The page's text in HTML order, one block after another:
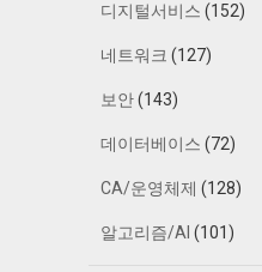
디지털서비스 (152)
네트워크 (127)
보안(143)
데이터베이스 (72)
CA/운영체제 (128)
알고리즘/AI (101)